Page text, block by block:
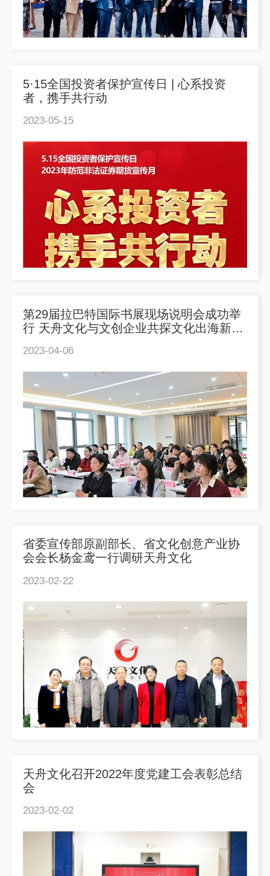
5·15全国投资者保护宣传日 | 心系投资
者，携手共行动
2023-05-15
第29届拉巴特国际书展现场说明会成功举
行 天舟文化与文创企业共探文化出海新机
2023-04-06
省委宣传部原副部长、省文化创意产业协
会会长杨金鸢一行调研天舟文化
2023-02-22
天舟文化召开2022年度党建工会表彰总结
会
2023-02-02